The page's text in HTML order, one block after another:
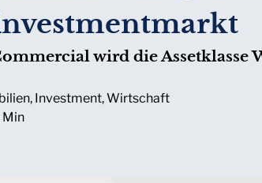
wird die Assetklasse
, Investment,Wirtschaft
Min